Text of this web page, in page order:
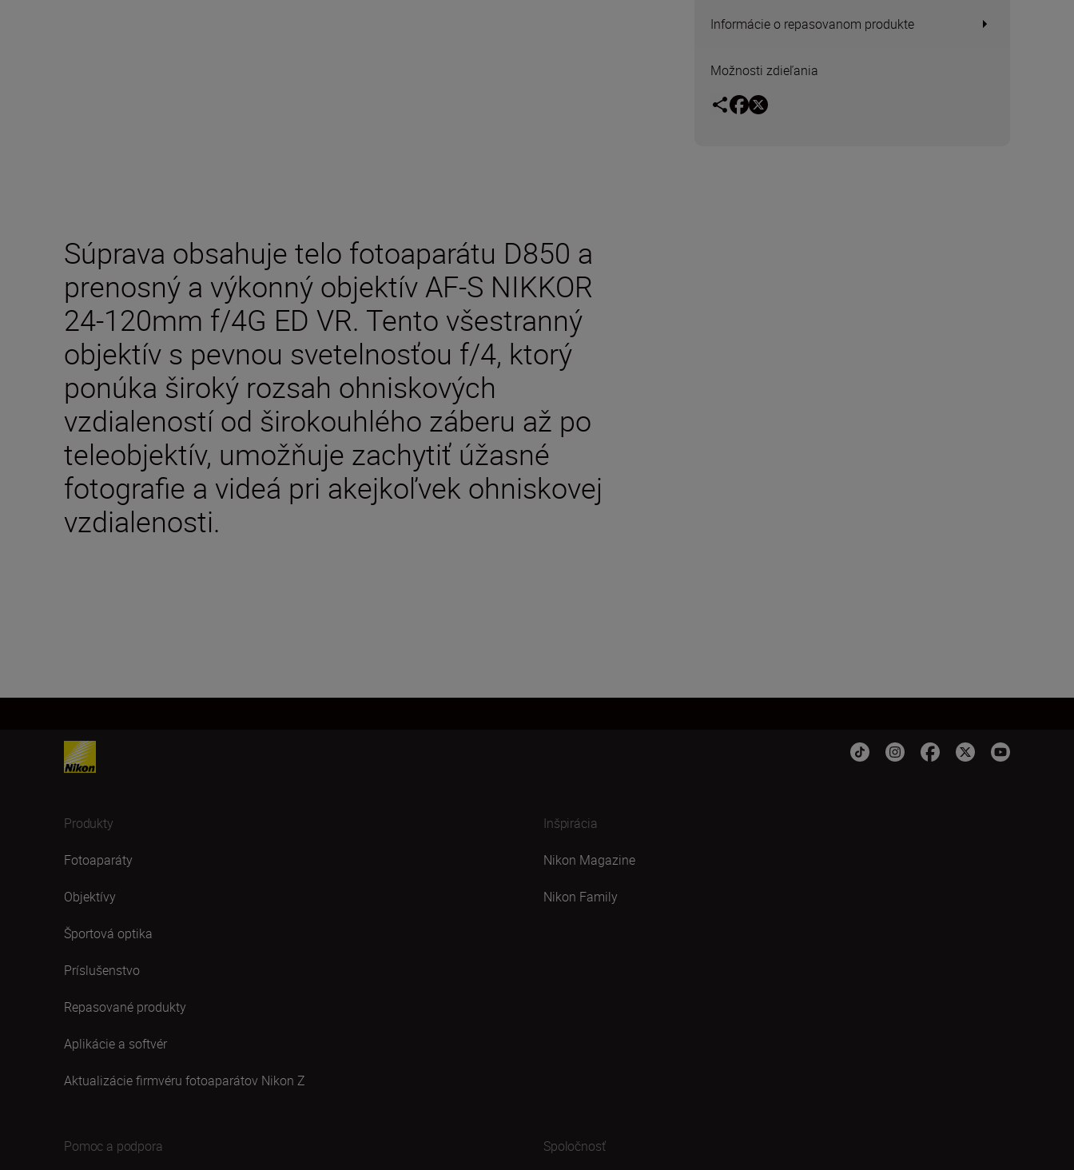
Informácie o repasovanom produkte
Možnosti zdieľania
Súprava obsahuje telo fotoaparátu D850 a
prenosný a výkonný objektív AF-S NIKKOR
24-120mm f/4G ED VR. Tento všestranný
objektív s pevnou svetelnosťou f/4, ktorý
ponúka široký rozsah ohniskových
vzdialeností od širokouhlého záberu až po
teleobjektív, umožňuje zachytiť úžasné
fotografie a videá pri akejkoľvek ohniskovej
vzdialenosti.
Produkty
Fotoaparáty
Objektívy
Športová optika
Príslušenstvo
Repasované produkty
Aplikácie a softvér
Aktualizácie firmvéru fotoaparátov Nikon Z
Inšpirácia
Nikon Magazine
Nikon Family
Pomoc a podpora Spoločnosť